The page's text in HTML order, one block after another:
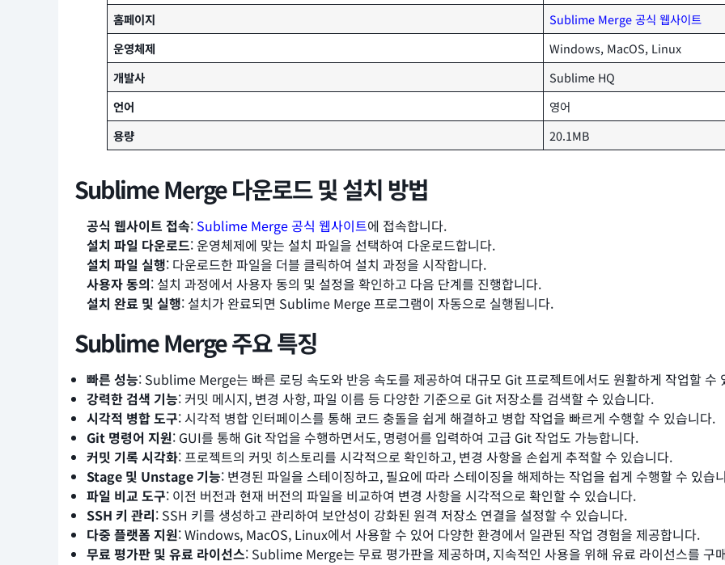
홈페이지
Sublime Merge 공식 웹사이트
운영체제
Windows, MacOS, Linux
개발사
Sublime HQ
언어
영어
용량
20.1MB
Sublime Merge 다운로드 및 설치 방법
공식 웹사이트 접속: Sublime Merge 공식 웹사이트에 접속합니다.
설치 파일 다운로드: 운영체제에 맞는 설치 파일을 선택하여 다운로드합니다.
설치 파일 실행: 다운로드한 파일을 더블 클릭하여 설치 과정을 시작합니다.
사용자 동의: 설치 과정에서 사용자 동의 및 설정을 확인하고 다음 단계를 진행합니다.
설치 완료 및 실행: 설치가 완료되면 Sublime Merge 프로그램이 자동으로 실행됩니다.
Sublime Merge 주요 특징
빠른 성능: Sublime Merge는 빠른 로딩 속도와 반응 속도를 제공하여 대규모 Git 프로젝트에서도 원활하게 작업할 수
강력한 검색 기능: 커밋 메시지, 변경 사항, 파일 이름 등 다양한 기준으로 Git 저장소를 검색할 수 있습니다.
시각적 병합 도구: 시각적 병합 인터페이스를 통해 코드 충돌을 쉽게 해결하고 병합 작업을 빠르게 수행할 수 있습니다.
Git 명령어 지원: GUI를 통해 Git 작업을 수행하면서도, 명령어를 입력하여 고급 Git 작업도 가능합니다.
커밋 기록 시각화: 프로젝트의 커밋 히스토리를 시각적으로 확인하고, 변경 사항을 손쉽게 추적할 수 있습니다.
Stage 및 Unstage 기능: 변경된 파일을 스테이징하고, 필요에 따라 스테이징을 해제하는 작업을 쉽게 수행할 수 있습
파일 비교 도구: 이전 버전과 현재 버전의 파일을 비교하여 변경 사항을 시각적으로 확인할 수 있습니다.
SSH 키 관리: SSH 키를 생성하고 관리하여 보안성이 강화된 원격 저장소 연결을 설정할 수 있습니다.
다중 플랫폼 지원: Windows, MacOS, Linux에서 사용할 수 있어 다양한 환경에서 일관된 작업 경험을 제공합니다.
무료 평가판 및 유료 라이선스: Sublime Merge는 무료 평가판을 제공하며, 지속적인 사용을 위해 유료 라이선스를 구